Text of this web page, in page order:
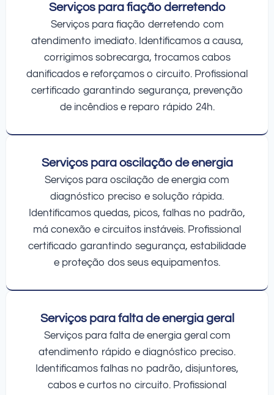
Serviços para fiação derretendo
Serviços para fiação derretendo com
atendimento imediato. Identificamos a causa,
corrigimos sobrecarga, trocamos cabos
danificados e reforçamos o circuito. Profissional
certificado garantindo segurança, prevenção
de incêndios e reparo rápido 24h.
Serviços para oscilação de energia
Serviços para oscilação de energia com
diagnóstico preciso e solução rápida.
Identificamos quedas, picos, falhas no padrão,
má conexão e circuitos instáveis. Profissional
certificado garantindo segurança, estabilidade
e proteção dos seus equipamentos.
Serviços para falta de energia geral
Serviços para falta de energia geral com
atendimento rápido e diagnóstico preciso.
Identificamos falhas no padrão, disjuntores,
cabos e curtos no circuito. Profissional